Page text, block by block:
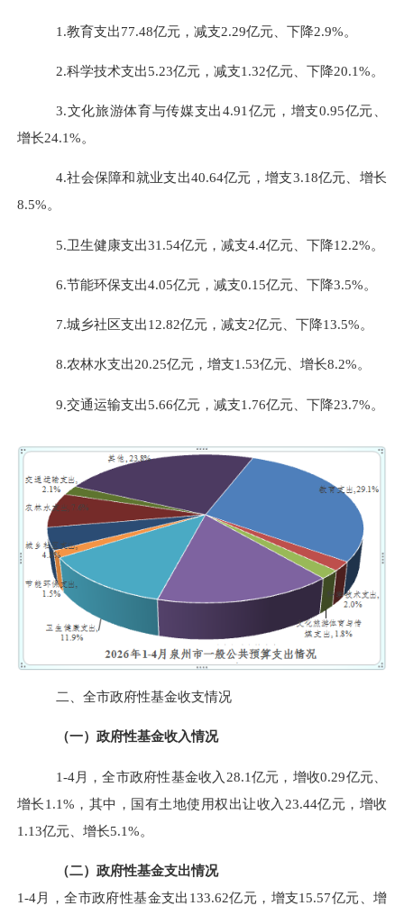
1.教育支出77.48亿元，减支2.29亿元、下降2.9%。
2.科学技术支出5.23亿元，减支1.32亿元、下降20.1%。
3.文化旅游体育与传媒支出4.91 亿元， 增支0.95亿元、
增长24.1%。
4.社会保障和就业支出40.64亿元，增支3.18亿元、增长
8.5%。
5.卫生健康支出31.54亿元，减支4.4亿元、下降12.2%。
6.节能环保支出4.05亿元，减支0.15亿元、下降3.5%。
7.城乡社区支出12.82亿元，减支2亿元、下降13.5%。
8.农林水支出20.25亿元，增支1.53亿元、增长8.2%。
9.交通运输支出5.66亿元，减支1.76亿元、下降23.7%。
二、全市政府性基金收支情况
（一）政府性基金收入情况
1-4月，全市政府性基金收入 28.1亿元，增收0.29亿元、
增长1.1% ，其中，国有土地使用权出让收入 23.44亿元，增收
1.13亿元、增长5.1%。
（二）政府性基金支出情况
1-4月，全市政府性基金支出 133.62亿元，增支15.57亿元、增